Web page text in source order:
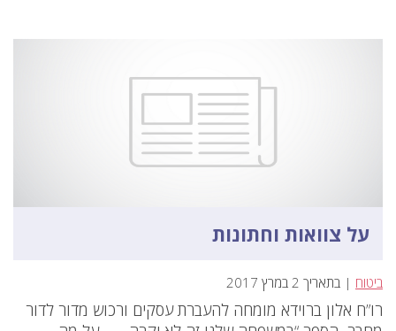
על צוואות וחתונות
ביטוח | בתאריך 2 במרץ 2017
רו”ח אלון ברוידא מומחה להעברת עסקים ורכוש מדור לדור